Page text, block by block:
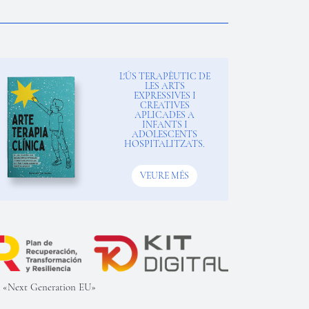
L'ÚS TERAPÈUTIC DE
LES ARTS
EXPRESSIVES I
CREATIVES
APLICADES A
INFANTS I
ADOLESCENTS
HOSPITALITZATS.
VEURE MÉS
Generation EU»